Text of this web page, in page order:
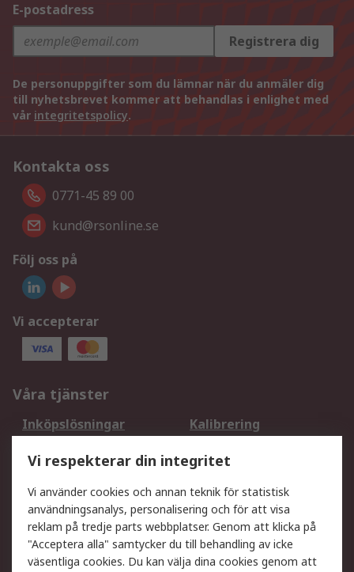
E-postadress
Registrera dig
De personuppgifter som du lämnar när du anmäler dig
till nyhetsbrevet kommer att behandlas i enlighet med
vår integritetspolicy.
Kontakta oss
0771-45 89 00
kund@rsonline.se
Följ oss på
Vi accepterar
Våra tjänster
Inköpslösningar
Kalibrering
DesignSpark
Teknisk Support
Ditt lokala säljteam
Exportlösningar
Support
Få hjälp Retur av varor
Vi respekterar din integritet
Vi använder cookies och annan teknik för statistisk
användningsanalys, personalisering och för att visa
reklam på tredje parts webbplatser. Genom att klicka på
"Acceptera alla" samtycker du till behandling av icke
väsentliga cookies. Du kan välja dina cookies genom att